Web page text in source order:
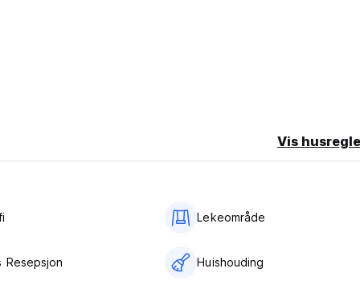
Vis
Lekeområde
Resepsjon Huishouding